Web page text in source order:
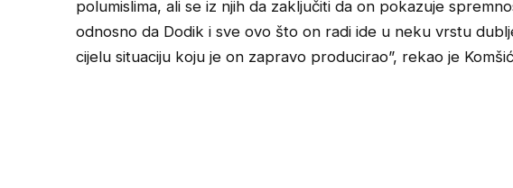
polumislima, ali se iz njih da zaključiti da on pokazuje
odnosno da Dodik i sve ovo što on radi ide u neku vrstu
cijelu situaciju koju je on zapravo producirao”, rekao je